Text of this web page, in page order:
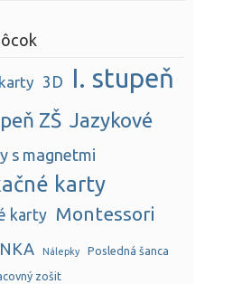
3D
I. stupeň
ZŠ Jazykové
s magnetmi
karty
karty Montessori
Nálepky Posledná šanca
zošit